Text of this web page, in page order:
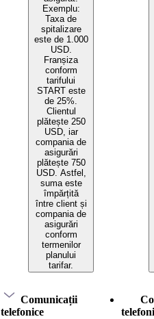
Exemplu:
Taxa de
spitalizare
este de 1.000
USD.
Franșiza
conform
tarifului
START este
de 25%.
Clientul
plătește 250
USD, iar
compania de
asigurări
plătește 750
USD. Astfel,
suma este
împărțită
între client și
compania de
asigurări
conform
termenilor
planului
tarifar.
Comunicații
telefonice